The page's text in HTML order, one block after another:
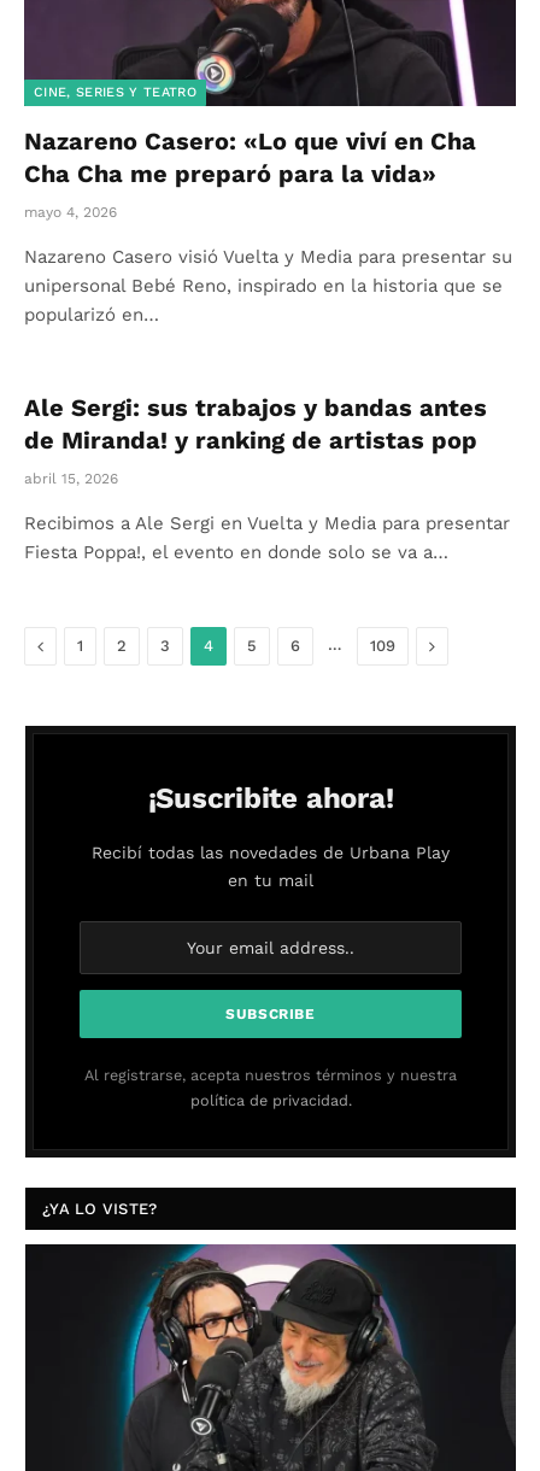
CINE, SERIES Y TEATRO
Nazareno Casero: «Lo que viví en Cha
Cha Cha me preparó para la vida»
mayo 4, 2026
Nazareno Casero visió Vuelta y Media para presentar su
unipersonal Bebé Reno, inspirado en la historia que se
popularizó en…
Ale Sergi: sus trabajos y bandas antes
de Miranda! y ranking de artistas pop
abril 15, 2026
Recibimos a Ale Sergi en Vuelta y Media para presentar
Fiesta Poppa!, el evento en donde solo se va a…
Anterior
1 2 3 4 5 6 … 109 Siguiente
¡Suscribite ahora!
Recibí todas las novedades de Urbana Play
en tu mail
Al registrarse, acepta nuestros términos y nuestra
política de privacidad.
¿YA LO VISTE?